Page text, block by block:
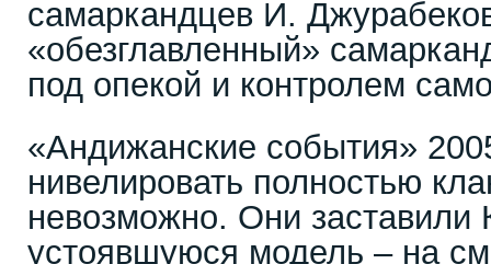
самаркандцев И.
«обезглавленный»
под опекой и контролем
«Андижанские события»
нивелировать полностью
невозможно. Они заставили
устоявшуюся модель – на